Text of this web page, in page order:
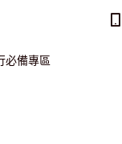
必備專區